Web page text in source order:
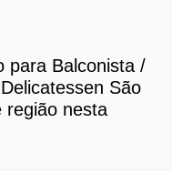
para Balconista /
São
região nesta